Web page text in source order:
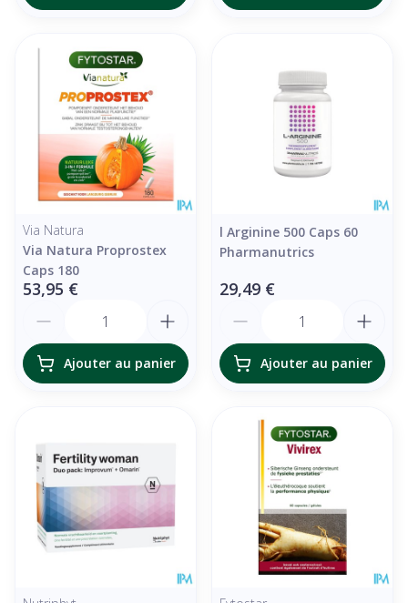
Via Natura
Via Natura Proprostex
Caps 180
53,95 €
Ajouter au panier
l Arginine 500 Caps 60
Pharmanutrics
29,49 €
Ajouter au panier